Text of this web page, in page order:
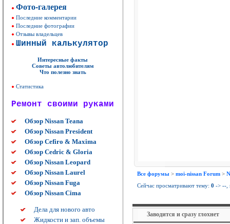
Фото-галерея
Последние комментарии
Последние фотографии
Отзывы владельцев
Шинный калькулятор
Интересные факты
Советы автолюбителям
Что полезно знать
Статистика
Ремонт своими руками
Обзор Nissan Teana
Обзор Nissan President
Обзор Cefiro & Maxima
Обзор Cedric & Gloria
Обзор Nissan Leopard
Обзор Nissan Laurel
Обзор Nissan Fuga
Обзор Nissan Cima
Дела для нового авто
Жидкости и зап. объемы
Все форумы > moi-nissan Forum >
Сейчас просматривают тему: 0 -> --
Заводится и сразу глохнет